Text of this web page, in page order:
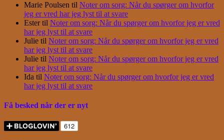
Marie Poulsen til Noter om sorg: Når du spørger om hvorfor
jeg er vred har jeg lyst til at svare
Estertil Noter om sorg: Når du spørger om hvorfor jeg er vred
har jeg lyst til at svare
Julie til Noter om sorg: Når du spørger om hvorfor jeg er vred
har jeg lyst til at svare
Julie til Noter om sorg: Når du spørger om hvorfor jeg er vred
har jeg lyst til at svare
Ida til Noter om sorg: Når du spørger om hvorfor jeg er vred
har jeg lyst til at svare
Få besked når der er nyt